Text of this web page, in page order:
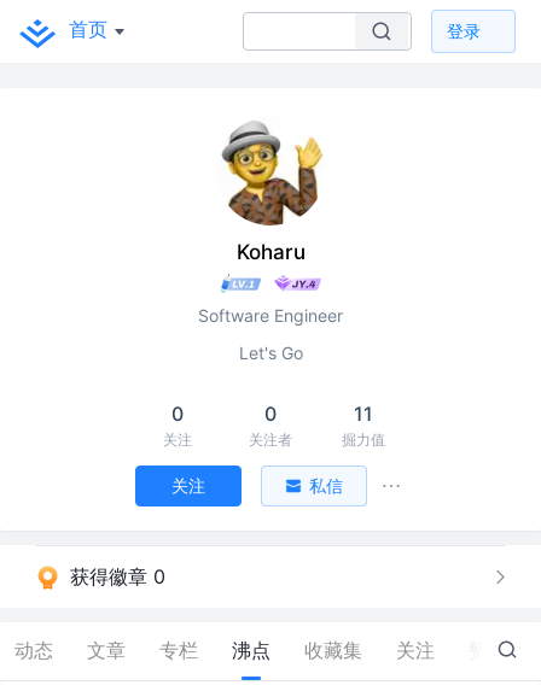
首页 登录
Koharu
Software Engineer
Let's Go
0
关注
0
关注者
11
掘力值
关注 私信
获得徽章 0
动态 文章 专栏 沸点 收藏集 关注 2